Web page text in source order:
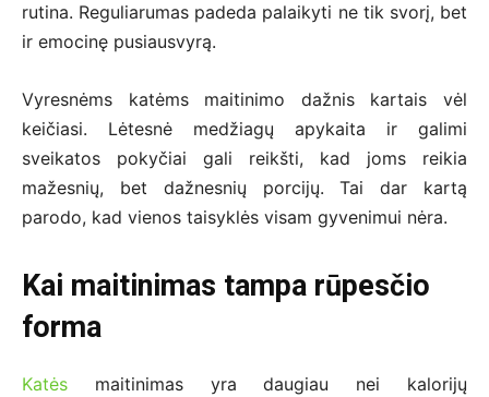
rutina. Reguliarumas padeda palaikyti ne tik svorį, bet
ir emocinę pusiausvyrą.
Vyresnėms katėms maitinimo dažnis kartais vėl
keičiasi. Lėtesnė medžiagų apykaita ir galimi
sveikatos pokyčiai gali reikšti, kad joms reikia
mažesnių, bet dažnesnių porcijų. Tai dar kartą
parodo, kad vienos taisyklės visam gyvenimui nėra.
Kai maitinimas tampa rūpesčio
forma
Katės maitinimas yra daugiau nei kalorijų